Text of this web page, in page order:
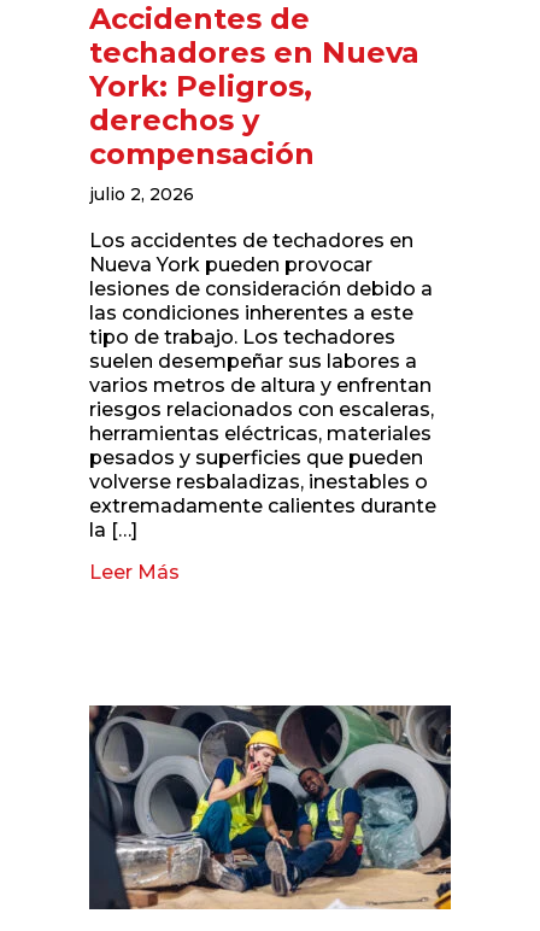
Accidentes de
techadores en Nueva
York: Peligros,
derechos y
compensación
julio 2, 2026
Los accidentes de techadores en
Nueva York pueden provocar
lesiones de consideración debido a
las condiciones inherentes a este
tipo de trabajo. Los techadores
suelen desempeñar sus labores a
varios metros de altura y enfrentan
riesgos relacionados con escaleras,
herramientas eléctricas, materiales
pesados y superficies que pueden
volverse resbaladizas, inestables o
extremadamente calientes durante
la […]
Leer Más